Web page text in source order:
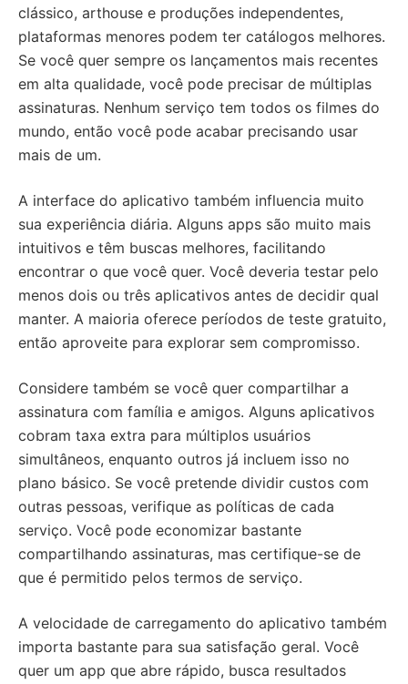
clássico, arthouse e produções independentes,
plataformas menores podem ter catálogos melhores.
Se você quer sempre os lançamentos mais recentes
em alta qualidade, você pode precisar de múltiplas
assinaturas. Nenhum serviço tem todos os filmes do
mundo, então você pode acabar precisando usar
mais de um.
A interface do aplicativo também influencia muito
sua experiência diária. Alguns apps são muito mais
intuitivos e têm buscas melhores, facilitando
encontrar o que você quer. Você deveria testar pelo
menos dois ou três aplicativos antes de decidir qual
manter. A maioria oferece períodos de teste gratuito,
então aproveite para explorar sem compromisso.
Considere também se você quer compartilhar a
assinatura com família e amigos. Alguns aplicativos
cobram taxa extra para múltiplos usuários
simultâneos, enquanto outros já incluem isso no
plano básico. Se você pretende dividir custos com
outras pessoas, verifique as políticas de cada
serviço. Você pode economizar bastante
compartilhando assinaturas, mas certifique-se de
que é permitido pelos termos de serviço.
A velocidade de carregamento do aplicativo também
importa bastante para sua satisfação geral. Você
quer um app que abre rápido, busca resultados